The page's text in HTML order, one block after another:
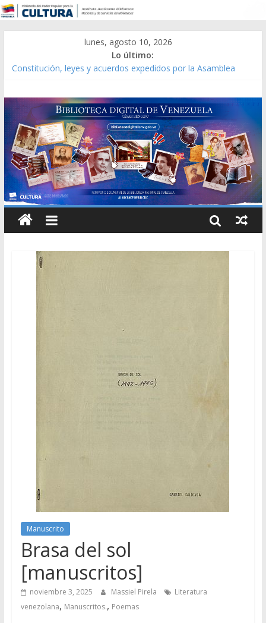
lunes, agosto 10, 2026
Lo último:
Constitución, leyes y acuerdos expedidos por la Asamblea
Modesta Bor Sánchez [material gráfico]
Gaceta Oficial de la República de Venezuela año CXXXIII Mes V,
Caracas 09 de marzo de 2006 N° 38.394
Catálogo temático de obras de Modesta Bor
Manuscrito
Brasa del sol
[manuscritos]
noviembre 3, 2025 Massiel Pirela
Literatura
venezolana, Manuscritos., Poemas